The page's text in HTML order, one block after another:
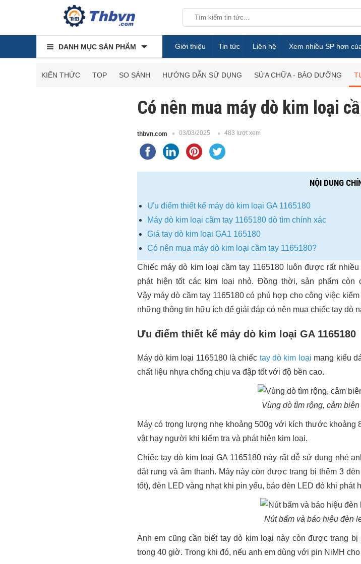
DANH MỤC SẢN PHẨM Giới thiệu Tin tức Liên hệ Xem nhiều SP hơn
KIẾN THỨC TOP SO SÁNH HƯỚNG DẪN SỬ DỤNG SỬA CHỮA - BẢO DƯỠNG
Có nên mua máy dò kim loại
thbvn.com 03/03/2025 483 lượt xem
NỘI DUNG
Ưu điểm thiết kế máy dò kim loại GA 1165180
Máy dò kim loại cầm tay 1165180 dò tìm chính xác
Giá tay dò kim loại GA1 165180
Có nên mua máy dò kim loại cầm tay 1165180?
Chiếc máy dò kim loại cầm tay 1165180 luôn được rất
phát hiện tốt các kim loại nhỏ. Đồng thời, sản phẩm
Vậy máy dò cầm tay 1165180 có phù hợp cho công việc
những thông tin hữu ích để giải đáp có nên mua chiếc tay dò
Ưu điểm thiết kế máy dò kim loại GA 1165180
Máy dò kim loại 1165180 là chiếc tay dò kim loại mang kiểu
chất liệu nhựa chống chịu va đập tốt với độ bền cao.
Vùng dò tìm rộng, cảm
Máy có trọng lượng nhẹ khoảng 500g với kích thước khoảng
vật hay người khi kiểm tra và phát hiện kim loại.
Chiếc tay dò kim loại GA 1165180 này rất dễ sử dụng nhé
đặt rung và âm thanh. Máy này còn được trang bị thêm 3
tốt), đèn LED vàng nhạt khi pin yếu, báo đèn LED đỏ khi phát
Nút bấm và báo hiệu đèn
Anh em cũng cần biết tay dò kim loại này còn được trang
trong 40 giờ. Trong khi đó, nếu anh em dùng với pin NiMH